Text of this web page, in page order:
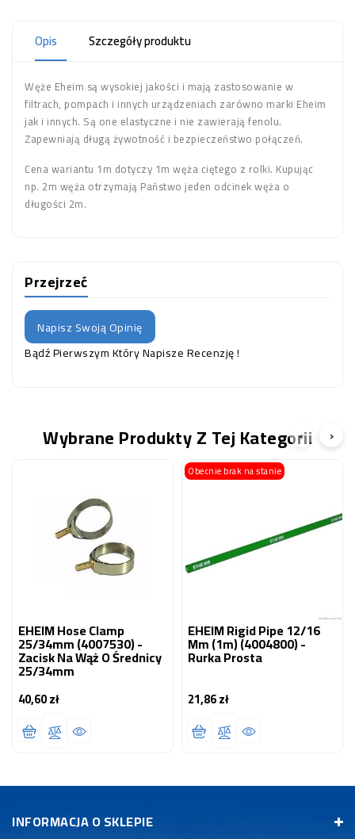
Opis Szczegóły produktu
Węże Eheim są wysokiej jakości i mają zastosowanie w
filtrach, pompach i innych urządzeniach zarówno marki Eheim
jak i innych. Są one elastyczne i nie zawierają fenolu.
Zapewniają długą żywotność i bezpieczeństwo połączeń.
Cena wariantu 1m dotyczy 1m węża ciętego z rolki. Kupując
np. 2m węża otrzymają Państwo jeden odcinek węża o
długości 2m.
Przejrzeć
Napisz Swoją Opinię
Bądź Pierwszym Który Napisze Recenzję !
Wybrane Produkty Z Tej Kategorii
EHEIM Hose Clamp
25/34mm (4007530) -
Zacisk Na Wąż O Średnicy
25/34mm
40,60 złCena
Obecnie brak na stanie
EHEIM Rigid Pipe 12/16
Mm (1m) (4004800) -
Rurka Prosta
21,86 złCena
‹ ›
INFORMACJA O SKLEPIE